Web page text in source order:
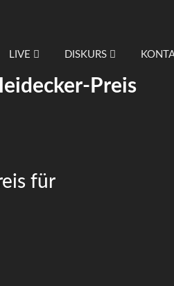
LIVE DISKURS
Preis
für